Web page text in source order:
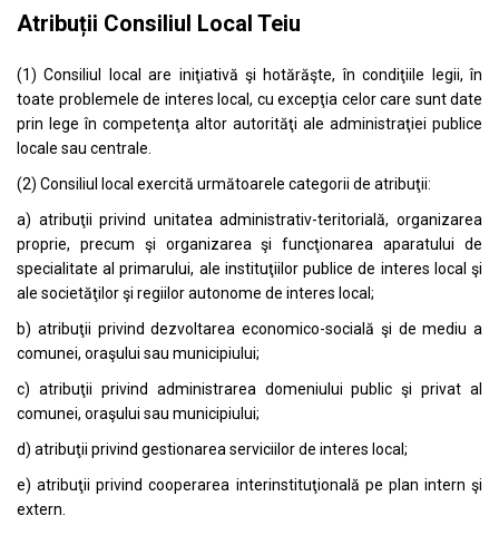
Atribuții Consiliul Local Teiu
(1) Consiliul local are iniţiativă şi hotărăşte, în condiţiile legii, în
toate problemele de interes local, cu excepţia celor care sunt date
prin lege în competenţa altor autorităţi ale administraţiei publice
locale sau centrale.
(2) Consiliul local exercită următoarele categorii de atribuţii:
a) atribuţii privind unitatea administrativ-teritorială, organizarea
proprie, precum şi organizarea şi funcţionarea aparatului de
specialitate al primarului, ale instituţiilor publice de interes local şi
ale societăţilor şi regiilor autonome de interes local;
b) atribuţii privind dezvoltarea economico-socială şi de mediu a
comunei, oraşului sau municipiului;
c) atribuţii privind administrarea domeniului public şi privat al
comunei, oraşului sau municipiului;
d) atribuţii privind gestionarea serviciilor de interes local;
e) atribuţii privind cooperarea interinstituţională pe plan intern şi
extern.